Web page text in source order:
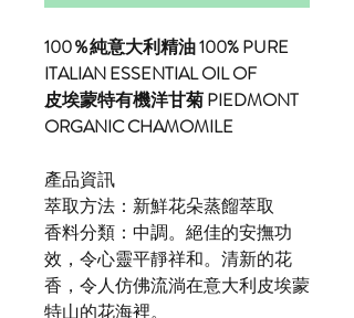
100％純意大利精油 100% PURE
ITALIAN ESSENTIAL OIL OF
皮埃蒙特有機洋甘菊 PIEDMONT
ORGANIC CHAMOMILE
產品資訊
萃取方法：新鮮花朵蒸餾萃取
香料分類：中調。絕佳的安撫功
效，令心靈平靜祥和。清新的花
香，令人仿佛流淌在意大利皮埃蒙
特山的花海裡。